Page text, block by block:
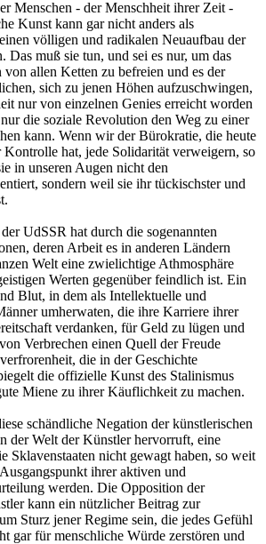
Menschen - der Menschheit ihrer Zeit -
Kunst kann gar nicht anders als
völligen und radikalen Neuaufbau der
Das muß sie tun, und sei es nur, um das
allen Ketten zu befreien und es der
sich zu jenen Höhen aufzuschwingen,
nur von einzelnen Genies erreicht worden
die soziale Revolution den Weg zu einer
kann. Wenn wir der Bürokratie, die heute
hat, jede Solidarität verweigern, so
in unseren Augen nicht den
sondern weil sie ihr tückischster und
UdSSR hat durch die sogenannten
deren Arbeit es in anderen Ländern
Welt eine zwielichtige Athmosphäre
Werten gegenüber feindlich ist. Ein
Blut, in dem als Intellektuelle und
umherwaten, die ihre Karriere ihrer
verdanken, für Geld zu lügen und
Verbrechen einen Quell der Freude
die in der Geschichte
die offizielle Kunst des Stalinismus
Miene zu ihrer Käuflichkeit zu machen.
schändliche Negation der künstlerischen
der Welt der Künstler hervorruft, eine
Sklavenstaaten nicht gewagt haben, so weit
ihrer aktiven und
werden. Die Opposition der
kann ein nützlicher Beitrag zur
Sturz jener Regime sein, die jedes Gefühl
gar für menschliche Würde zerstören und